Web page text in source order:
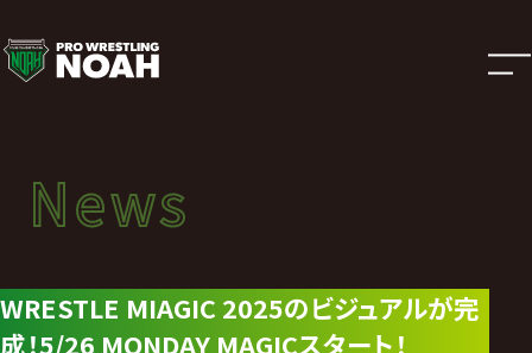
ニ
ュ
ー
ス
|
News
ニュース
News
WRESTLE MIAGIC 2025のビジュアルが完
成！5/26 MONDAY MAGICスタート！